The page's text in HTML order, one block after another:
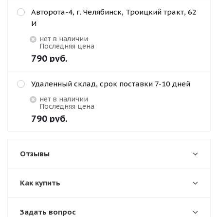
Авторота-4, г. Челябинск, Троицкий тракт, 62
И
Нет в наличии
Последняя цена
790 руб.
Удаленный склад, срок поставки 7-10 дней
Нет в наличии
Последняя цена
790 руб.
Отзывы
Как купить
Задать вопрос